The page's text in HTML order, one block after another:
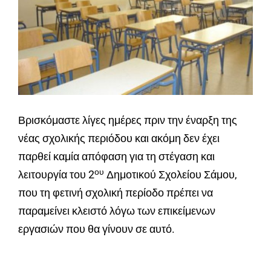
Βρισκόμαστε λίγες ημέρες πριν την έναρξη της
νέας σχολικής περιόδου και ακόμη δεν έχει
παρθεί καμία απόφαση για τη στέγαση και
λειτουργία του 2ου Δημοτικού Σχολείου Σάμου,
που τη φετινή σχολική περίοδο πρέπει να
παραμείνει κλειστό λόγω των επικείμενων
εργασιών που θα γίνουν σε αυτό.